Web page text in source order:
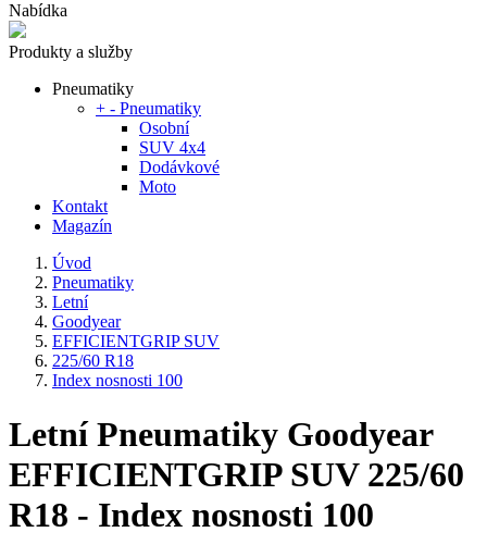
Nabídka
Produkty a služby
Pneumatiky
+ - Pneumatiky
Osobní
SUV 4x4
Dodávkové
Moto
Kontakt
Magazín
Úvod
Pneumatiky
Letní
Goodyear
EFFICIENTGRIP SUV
225/60 R18
Index nosnosti 100
Letní Pneumatiky Goodyear
EFFICIENTGRIP SUV 225/60
R18 - Index nosnosti 100